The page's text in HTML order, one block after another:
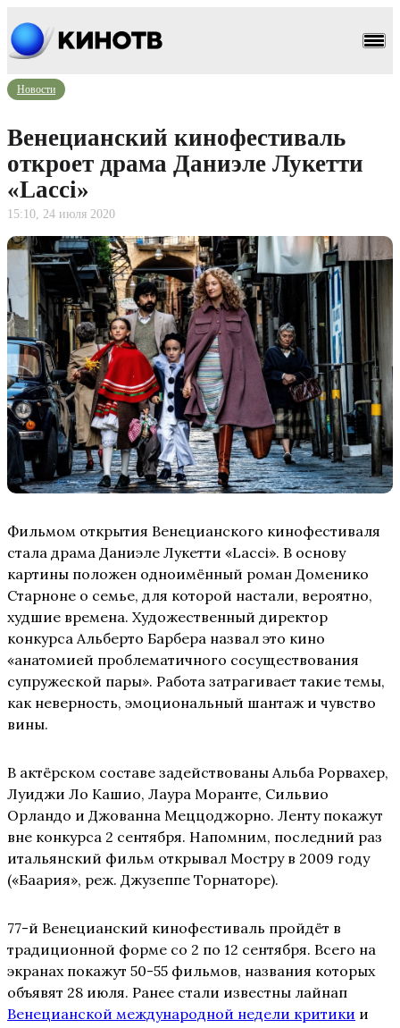
Новости
Венецианский кинофестиваль
откроет драма Даниэле Лукетти
«Lacci»
15:10, 24 июля 2020
Фильмом открытия Венецианского кинофестиваля
стала драма Даниэле Лукетти «Lacci». В основу
картины положен одноимённый роман Доменико
Старноне о семье, для которой настали, вероятно,
худшие времена. Художественный директор
конкурса Альберто Барбера назвал это кино
«анатомией проблематичного сосуществования
супружеской пары». Работа затрагивает такие темы,
как неверность, эмоциональный шантаж и чувство
вины.
В актёрском составе задействованы Альба Рорвахер,
Луиджи Ло Кашио, Лаура Моранте, Сильвио
Орландо и Джованна Меццоджорно. Ленту покажут
вне конкурса 2 сентября. Напомним, последний раз
итальянский фильм открывал Мостру в 2009 году
(«Баария», реж. Джузеппе Торнаторе).
77-й Венецианский кинофестиваль пройдёт в
традиционной форме со 2 по 12 сентября. Всего на
экранах покажут 50-55 фильмов, названия которых
объявят 28 июля. Ранее стали известны лайнап
Венецианской международной недели критики и